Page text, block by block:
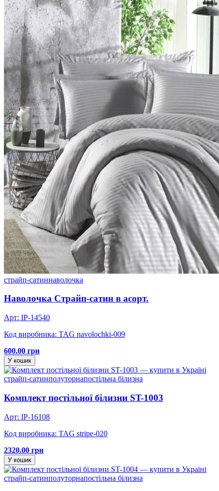
страйп-сатиннаволочка
Наволочка Страйп-сатин в асорт.
Арт: IP-14540
Код виробника: TAG navolochki-009
600.00 грн
У кошик
страйп-сатинполуторнапостільна білизна
Комплект постільної білизни ST-1003
Арт: IP-16108
Код виробника: TAG stripe-020
2320.00 грн
У кошик
страйп-сатинполуторнапостільна білизна